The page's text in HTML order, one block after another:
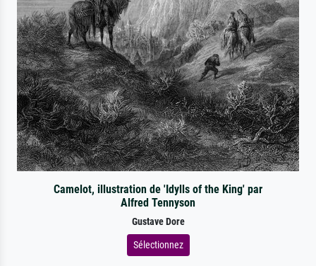
Camelot, illustration de 'Idylls of the King' par
Alfred Tennyson
Gustave Dore
Sélectionnez